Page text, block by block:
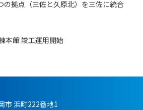
の拠点（三佐と久原北）を三佐に統合
本館 竣工運用開始
市 浜町222番地1